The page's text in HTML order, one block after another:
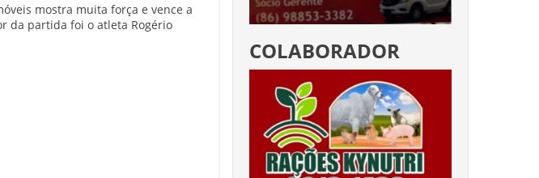
mostra muita força e vence a
da partida foi o atleta Rogério
COLABORADOR